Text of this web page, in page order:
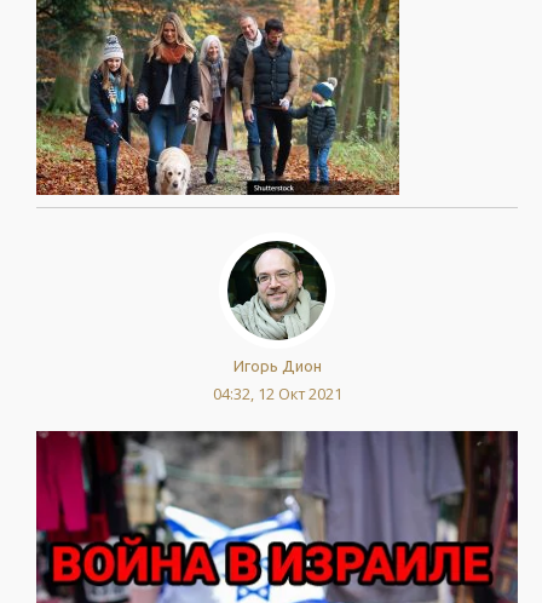
Игорь Дион
04:32, 12 Окт 2021